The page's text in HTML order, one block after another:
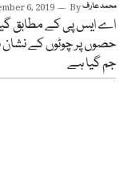
6, 2019 Byمحمد عارف
اے ایس پی کے مطابق
حصوں پر چوٹوں کے
جم گیا ہے